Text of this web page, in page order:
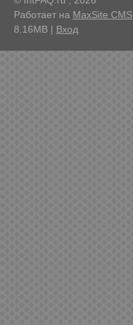
Работает на MaxSite CMS
8.16MB | Вход